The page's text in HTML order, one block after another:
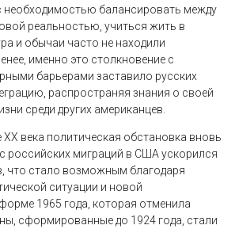
необходимостью балансировать между
реальностью, учиться жить в
и обычаи часто не находили
именно это столкновение с
барьерами заставило русских
распространяя знания о своей
среди других американцев.
века политическая обстановка вновь
российских миграций в США ускорился
что стало возможным благодаря
ситуации и новой
1965 года, которая отменила
сформированные до 1924 года, стали